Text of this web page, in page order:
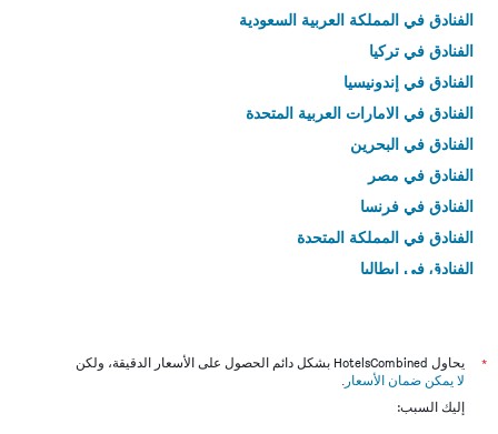
الفنادق في المملكة العربية السعودية
الفنادق في تركيا
الفنادق في إندونيسيا
الفنادق في الامارات العربية المتحدة
الفنادق في البحرين
الفنادق في مصر
الفنادق في فرنسا
الفنادق في المملكة المتحدة
الفنادق في إيطاليا
*
يحاول HotelsCombined بشكل دائم الحصول على الأسعار الدقيقة، ولكن
لا يمكن ضمان الأسعار .
إليك السبب: